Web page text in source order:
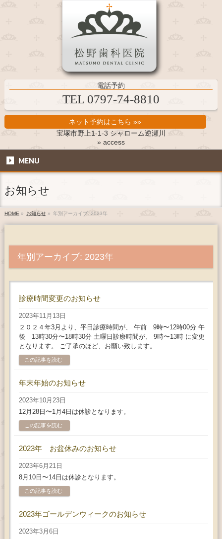
電話予約
TEL 0797-74-8810
ネット予約はこちら »»
宝塚市野上1-1-3 シャローム逆瀬川
» access
MENU
お知らせ
HOME » お知らせ» 年別アーカイブ: 2023年
年別アーカイブ: 2023年
診療時間変更のお知らせ
2023年11月13日
２０２４年3月より、平日診療時間が、 午前 9時〜12時00分 午
後 13時30分〜18時30分 土曜日診療時間が、 9時〜13時 に変更
となります。 ご了承のほど、お願い致します。
この記事を読む
年末年始のお知らせ
2023年10月23日
12月28日〜1月4日は休診となります。
この記事を読む
2023年 お盆休みのお知らせ
2023年6月21日
8月10日〜14日は休診となります。
この記事を読む
2023年ゴールデンウィークのお知らせ
2023年3月6日